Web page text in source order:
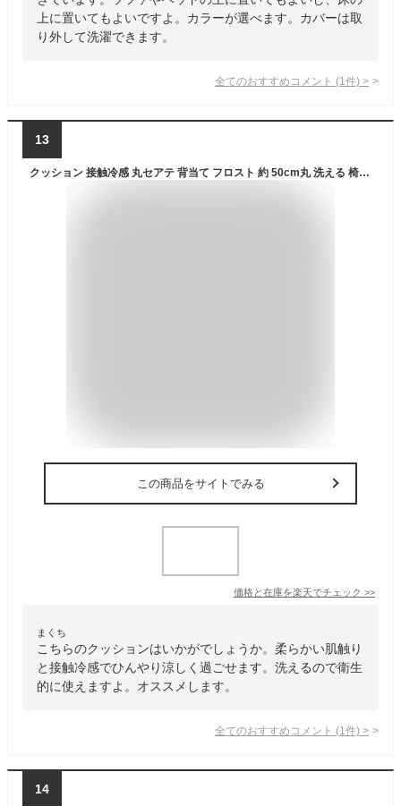
上に置いてもよいですよ。カラーが選べます。カバーは取
り外して洗濯できます。
全てのおすすめコメント (1 件) >
13
クッション 接触冷感 丸セアテ 背当て フロスト 約 50cm丸 洗える 椅子 ひんやり 背もたれ 夏 ネイビー リビング 車 手洗い 柔らか 涼しい ソファー ベンチ 椅子 車用 カークッション チェアークッション ダイニング クッション IK
この商品をサイトでみる
価格と在庫を楽天でチェック >>
まくち
こちらのクッションはいかがでしょうか。柔らかい肌触り
と接触冷感でひんやり涼しく過ごせます。洗えるので衛生
的に使えますよ。オススメします。
全てのおすすめコメント (1 件) >
14